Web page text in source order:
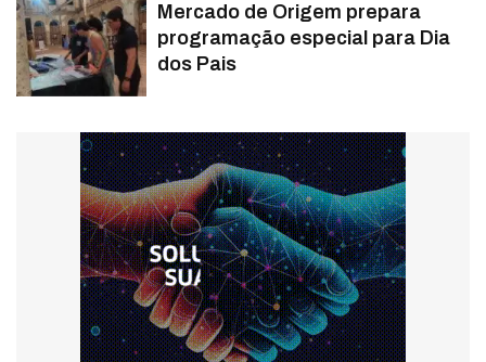
Mercado de Origem prepara
programação especial para Dia
dos Pais